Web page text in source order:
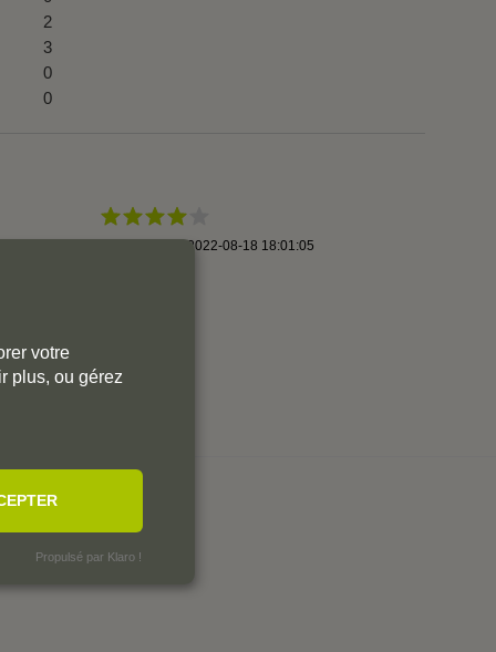
2
3
0
0
2022-08-18 18:01:05
votre
plus, ou gérez
Propulsé par Klaro !